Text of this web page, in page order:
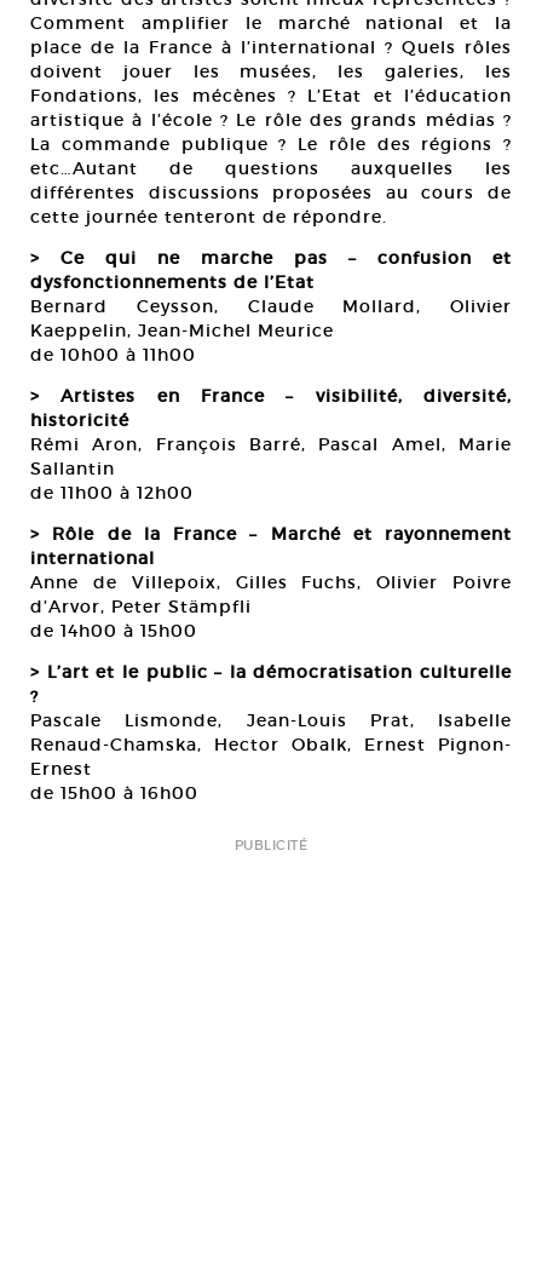
Comment amplifier le marché national et la
place de la France à l’international ? Quels rôles
doivent jouer les musées, les galeries, les
Fondations, les mécènes ? L’Etat et l’éducation
artistique à l’école ? Le rôle des grands médias ?
La commande publique ? Le rôle des régions ?
etc…Autant de questions auxquelles les
différentes discussions proposées au cours de
cette journée tenteront de répondre.
> Ce qui ne marche pas – confusion et
dysfonctionnements de l’Etat
Bernard Ceysson, Claude Mollard, Olivier
Kaeppelin, Jean-Michel Meurice
de 10h00 à 11h00
> Artistes en France – visibilité, diversité,
historicité
Rémi Aron, François Barré, Pascal Amel, Marie
Sallantin
de 11h00 à 12h00
> Rôle de la France – Marché et rayonnement
international
Anne de Villepoix, Gilles Fuchs, Olivier Poivre
d’Arvor, Peter Stämpfli
de 14h00 à 15h00
> L’art et le public – la démocratisation culturelle
?
Pascale Lismonde, Jean-Louis Prat, Isabelle
Renaud-Chamska, Hector Obalk, Ernest Pignon-
Ernest
de 15h00 à 16h00
PUBLICITÉ